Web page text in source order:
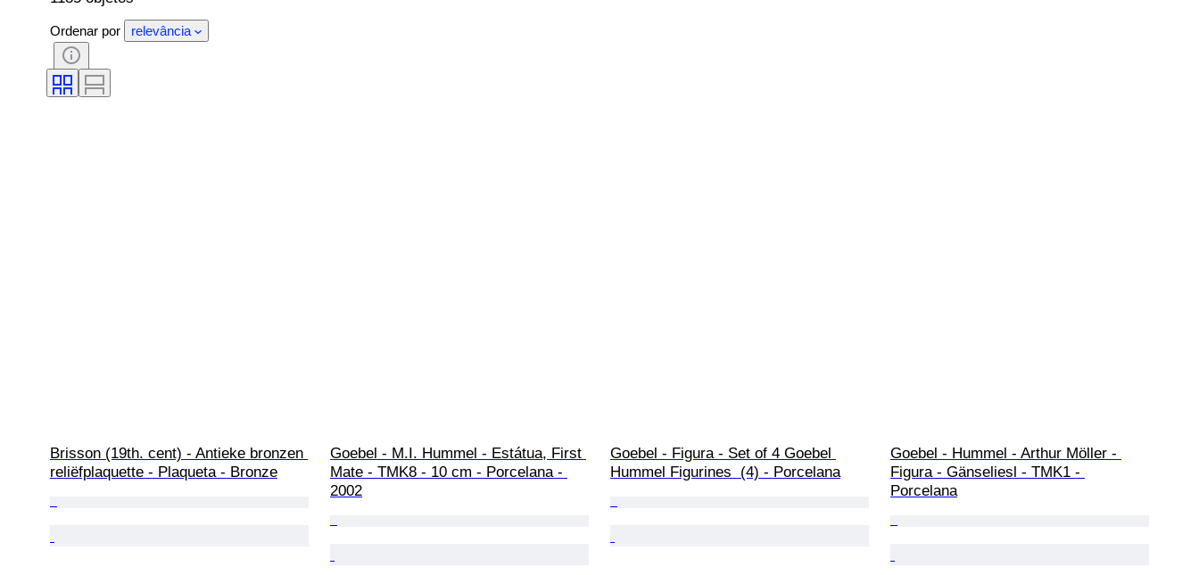
Ordenar por relevância
Brisson (19th. cent) - Antieke bronzen
reliëfplaquette - Plaqueta - Bronze
Goebel - M.I. Hummel - Estátua, First
Mate - TMK8 - 10 cm - Porcelana -
2002
Goebel - Figura - Set of 4 Goebel
Hummel Figurines  (4) - Porcelana
Goebel - Hummel - Arthur Möller -
Figura - Gänseliesl - TMK1 -
Porcelana